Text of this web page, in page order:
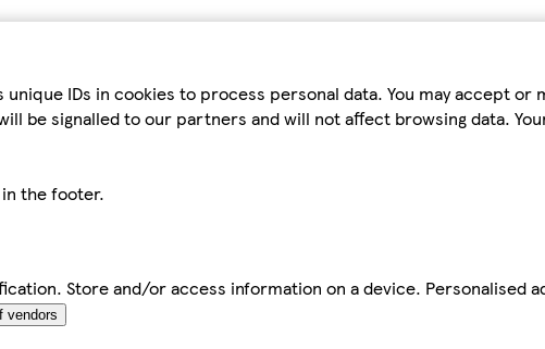
IDs in cookies to process personal data. You may accept or
be signalled to our partners and will not affect browsing data.
the footer.
Store and/or access information on a device. Personalised
vendors